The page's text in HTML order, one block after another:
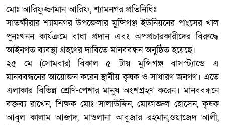
মোঃ আরিফুজ্জামান আরিফ, শ্যামনগর প্রতিনিধিঃ
সাতক্ষীরার শ্যামনগর উপজেলার মুন্সিগঞ্জ ইউনিয়নের পাংসের খাল
পুনঃখনন কার্যক্রমে বাধা প্রদান এবং অপপ্রচারকারীদের বিরুদ্ধে
আইনগত ব্যবস্থা গ্রহণের দাবিতে মানববন্ধন অনুষ্ঠিত হয়েছে।
২৫ মে (সোমবার) বিকাল ৫ টায় মুন্সিগঞ্জ বাসস্ট্যান্ডে এ
মানববন্ধনের আয়োজন করেন স্থানীয় কৃষক ও সাধারণ জনগণ। এতে
এলাকার বিভিন্ন শ্রেণি-পেশার মানুষ অংশগ্রহণ করেন। মানববন্ধনে
বক্তব্য রাখেন, শিক্ষক মোঃ সালাউদ্দিন, মোফাজ্জল হোসেন, কৃষক
আবুল কালাম আজাদ, মাওলানা আবুজার রহমান,ওয়াজেদ আলী,